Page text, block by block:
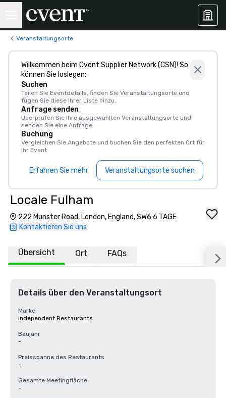
Veranstaltungsorte
Willkommen beim Cvent Supplier Network (CSN)! So
können Sie loslegen:
Suchen
Teilen Sie Eventdetails, finden Sie Veranstaltungsorte und
fügen Sie diese Ihrer Liste hinzu.
Anfrage senden
Überprüfen Sie Ihre ausgewählten Veranstaltungsorte und
senden Sie eine Anfrage
Buchung
Vergleichen Sie Angebote und buchen Sie den perfekten Ort für
Ihr Event
Erfahren Sie mehr Veranstaltungsorte suchen
Locale Fulham
222 Munster Road, London, England, SW6 6 TAGE
Kontaktieren Sie uns
Übersicht Ort FAQs
Details über den Veranstaltungsort
Marke
Independent Restaurants
Baujahr
-
Preisspanne des Restaurants
-
Gesamte Meetingfläche
-